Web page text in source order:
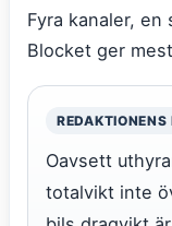
Fyra kanaler,
Blocket ger
REDAKTIONENS
Oavsett
totalvikt inte